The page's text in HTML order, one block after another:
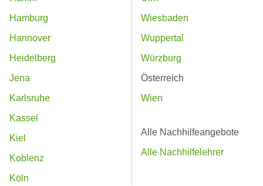
Hamburg
Hannover
Heidelberg
Jena
Karlsruhe
Kassel
Kiel
Koblenz
Köln
Wiesbaden
Wuppertal
Würzburg
Österreich
Wien
Alle Nachhilfeangebote
Alle Nachhilfelehrer